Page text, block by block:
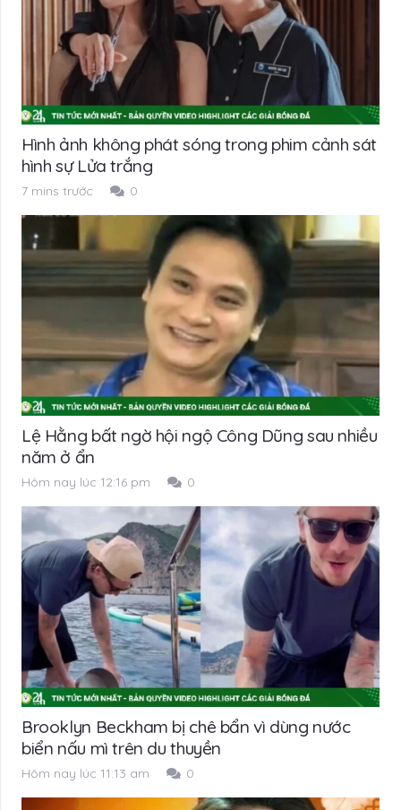
Hình ảnh không phát sóng trong phim cảnh sát
hình sự Lửa trắng
7 mins trước 0
Lệ Hằng bất ngờ hội ngộ Công Dũng sau nhiều
năm ở ẩn
Hôm nay lúc 12:16 pm 0
Brooklyn Beckham bị chê bẩn vì dùng nước
biển nấu mì trên du thuyền
Hôm nay lúc 11:13 am 0